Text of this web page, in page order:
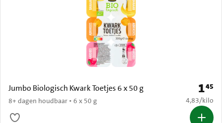
Jumbo Biologisch Kwark Toetjes 6 x 50 g
8+ dagen houdbaar • 6 x 50 g
Prijs:
145
€ 4,83 per
4,83/kilo